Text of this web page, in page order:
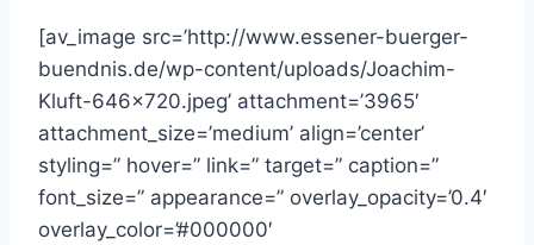
[av_image src=’http://www.essener-buerger-
buendnis.de/wp-content/uploads/Joachim-
Kluft-646×720.jpeg’ attachment=’3965′
attachment_size=’medium’ align=’center’
styling=” hover=” link=” target=” caption=”
font_size=” appearance=” overlay_opacity=’0.4′
overlay_color=’#000000′